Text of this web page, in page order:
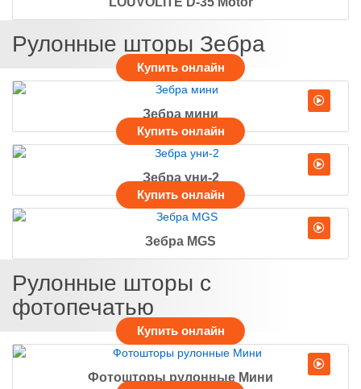
Рулонные шторы Зебра
Зебра мини
Зебра уни-2
Зебра MGS
Рулонные шторы с
фотопечатью
Фотошторы рулонные Мини